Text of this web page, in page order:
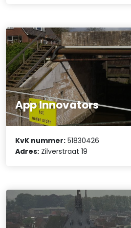
App Innovators
KvK nummer: 51830426
Adres: Zilverstraat 19